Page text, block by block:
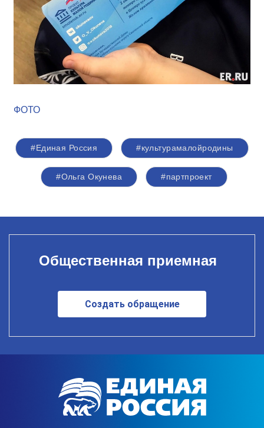
ФОТО
#Единая Россия #культурамалойродины
#Ольга Окунева #партпроект
Общественная приемная
Создать обращение